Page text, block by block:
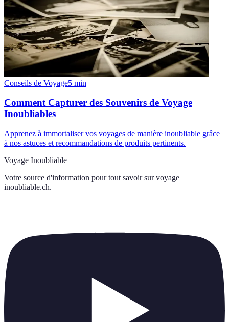
Conseils de Voyage5 min
Comment Capturer des Souvenirs de Voyage
Inoubliables
Apprenez à immortaliser vos voyages de manière inoubliable grâce
à nos astuces et recommandations de produits pertinents.
Voyage Inoubliable
Votre source d'information pour tout savoir sur voyage
inoubliable.ch.